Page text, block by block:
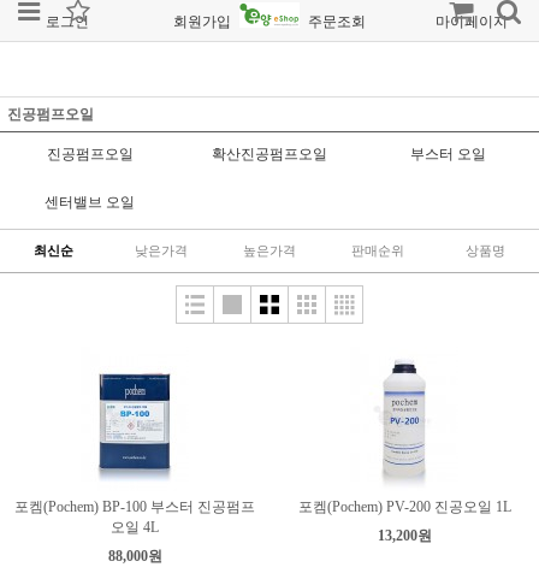
로그인 회원가입 주문조회 마이페이지
진공펌프오일
진공펌프오일 확산진공펌프오일 부스터 오일
센터밸브 오일
최신순 낮은가격 높은가격 판매순위 상품명
포켐(Pochem) BP-100 부스터 진공펌프
오일 4L
88,000원
포켐(Pochem) PV-200 진공오일 1L
13,200원